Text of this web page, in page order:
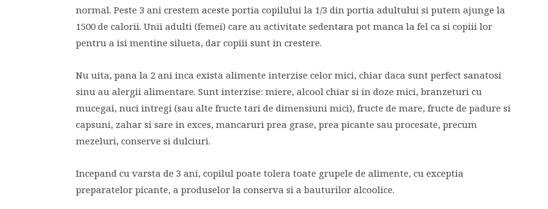
normal. Peste 3 ani crestem aceste portia copilului la 1/3 din portia adultului si putem ajunge la
1500 de calorii. Unii adulti (femei) care au activitate sedentara pot manca la fel ca si copiii lor
pentru a isi mentine silueta, dar copiii sunt in crestere.
Nu uita, pana la 2 ani inca exista alimente interzise celor mici, chiar daca sunt perfect sanatosi
sinu au alergii alimentare. Sunt interzise: miere, alcool chiar si in doze mici, branzeturi cu
mucegai, nuci intregi (sau alte fructe tari de dimensiuni mici), fructe de mare, fructe de padure si
capsuni, zahar si sare in exces, mancaruri prea grase, prea picante sau procesate, precum
mezeluri, conserve si dulciuri.
Incepand cu varsta de 3 ani, copilul poate tolera toate grupele de alimente, cu exceptia
preparatelor picante, a produselor la conserva si a bauturilor alcoolice.